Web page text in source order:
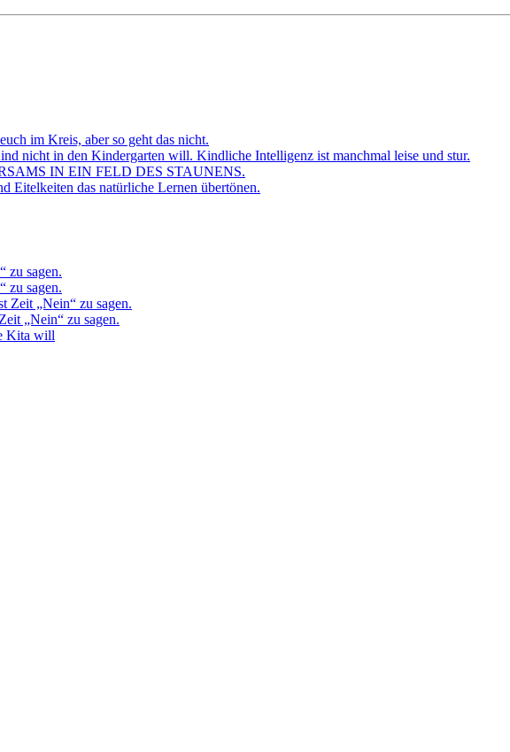
im Kreis, aber so geht das nicht.
nicht in den Kindergarten will. Kindliche Intelligenz ist manchmal leise und stur.
IN EIN FELD DES STAUNENS.
Eitelkeiten das natürliche Lernen übertönen.
zu sagen.
zu sagen.
Zeit „Nein“ zu sagen.
„Nein“ zu sagen.
Kita will